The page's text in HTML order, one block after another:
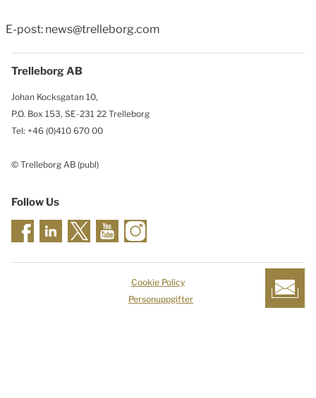
E-post: news@trelleborg.com
Trelleborg AB
Johan Kocksgatan 10,
P.O. Box 153, SE-231 22 Trelleborg
Tel: +46 (0)410 670 00
© Trelleborg AB (publ)
Follow Us
Cookie Policy
Personuppgifter